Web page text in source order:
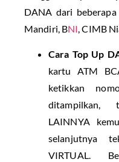
DANA dari
Mandiri, BNI , CIMB
Cara Top Up
kartu ATM
ketikkan
ditampilkan,
LAINNYA
selanjutnya
VIRTUAL.